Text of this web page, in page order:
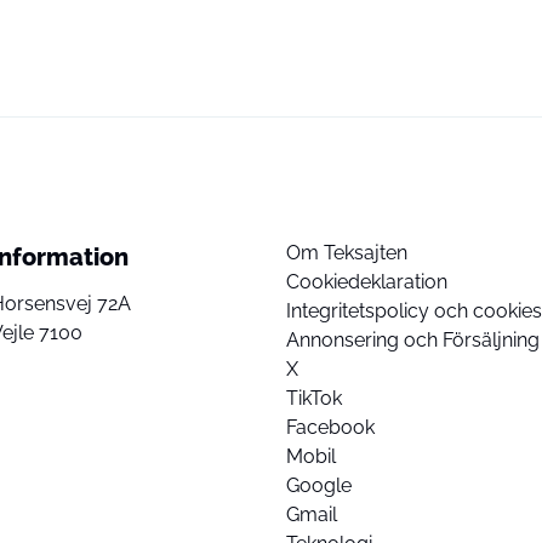
72A
7100
Om Teksajten
Cookiedeklaration
Integritetspolicy och cookies
Annonsering och Försäljning
X
TikTok
Facebook
Mobil
Google
Gmail